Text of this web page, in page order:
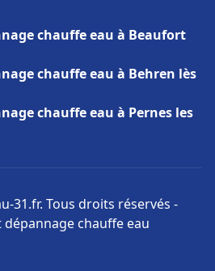
chauffe eau à Beaufort
chauffe eau à Behren lès
chauffe eau à Pernes les
31.fr. Tous droits réservés -
chauffe eau